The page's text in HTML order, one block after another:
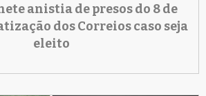
anistia de presos do 8 de
dos Correios caso seja
eleito